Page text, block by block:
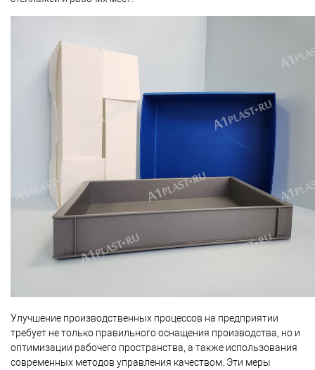
Улучшение производственных процессов на предприятии
требует не только правильного оснащения производства, но и
оптимизации рабочего пространства, а также использования
современных методов управления качеством. Эти меры